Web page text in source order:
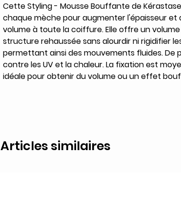
Cette Styling - Mousse Bouffante de
chaque mèche pour augmenter l'épaisseur et
volume à toute la coiffure. Elle offre un
structure rehaussée sans alourdir ni rigidifier
permettant ainsi des mouvements fluides. De
contre les UV et la chaleur. La fixation est
idéale pour obtenir du volume ou un effet
Articles similaires